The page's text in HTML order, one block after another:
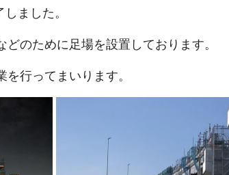
ました。
のために足場を設置しております。
行ってまいります。